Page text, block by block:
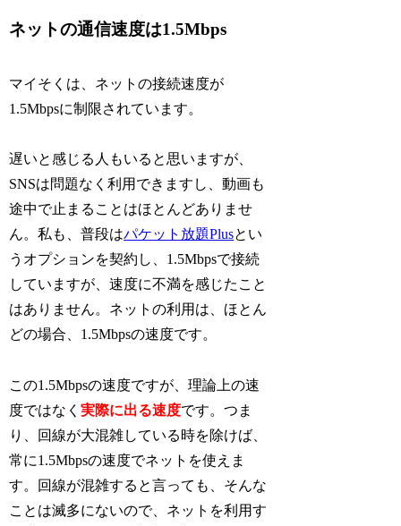
ネットの通信速度は1.5Mbps
マイそくは、ネットの接続速度が
1.5Mbpsに制限されています。
遅いと感じる人もいると思いますが、
SNSは問題なく利用できますし、動画も
途中で止まることはほとんどありませ
ん。私も、普段はパケット放題Plusとい
うオプションを契約し、1.5Mbpsで接続
していますが、速度に不満を感じたこと
はありません。ネットの利用は、ほとん
どの場合、1.5Mbpsの速度です。
この1.5Mbpsの速度ですが、理論上の速
度ではなく実際に出る速度です。つま
り、回線が大混雑している時を除けば、
常に1.5Mbpsの速度でネットを使えま
す。回線が混雑すると言っても、そんな
ことは滅多にないので、ネットを利用す